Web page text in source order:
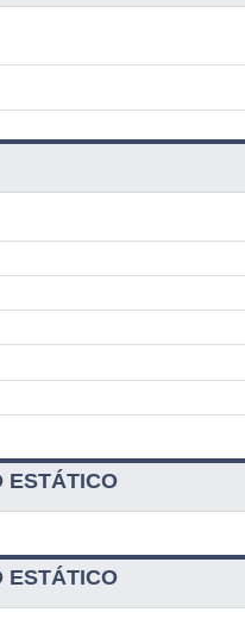
ESTÁTICO
ESTÁTICO